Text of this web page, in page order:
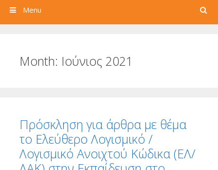
Search
Menu
Month: Ιούνιος 2021
Πρόσκληση για άρθρα με θέμα
το Ελεύθερο Λογισμικό /
Λογισμικό Ανοιχτού Κώδικα (ΕΛ/